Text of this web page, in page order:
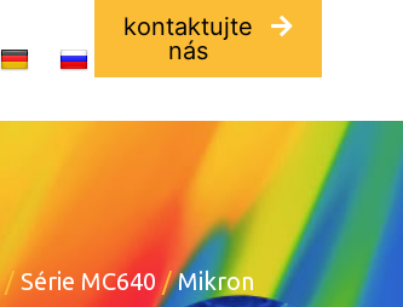
kontaktujte
nás
/ Série MC640 / Mikron